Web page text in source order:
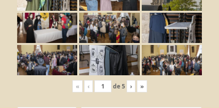
« ‹ de5 › »